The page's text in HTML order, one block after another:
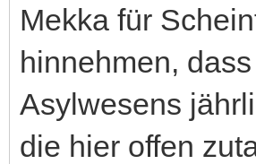
Mekka für
hinnehmen,
Asylwesens
die hier offen